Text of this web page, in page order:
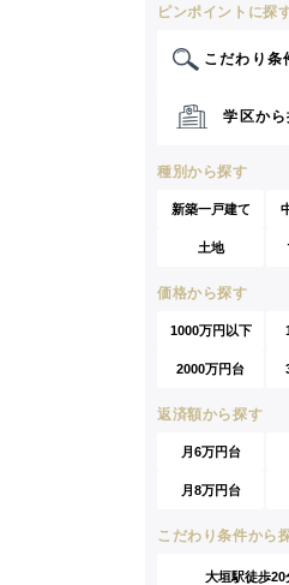
ピンポイントに探
こだわり条
学区から
種別から探す
新築一戸建て
土地
価格から探す
1000万円以下
2000万円台
返済額から探す
月6万円台
月8万円台
こだわり条件から
大垣駅徒歩20